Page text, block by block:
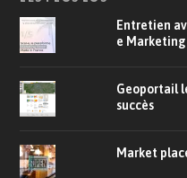
Entretien
e Marketing
Geoportail
succès
Market